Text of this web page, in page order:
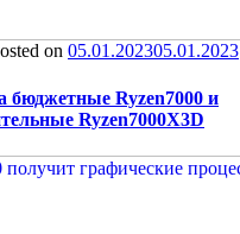
on 05.01.202305.01.2023
бюджетные Ryzen7000 и
Ryzen7000X3D